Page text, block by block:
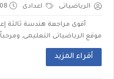
الرياضياتى اعدادى 08 ديسمبر 2023
موقع الرياضياتى التعليمى,
أقراء المزيد